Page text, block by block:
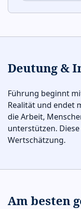
Deutung &
Führung beginnt
Realität und endet
die Arbeit,
unterstützen.
Wertschätzung.
Am besten